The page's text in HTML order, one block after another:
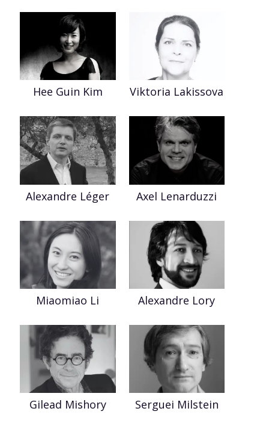
Hee Guin Kim Viktoria Lakissova
Alexandre Léger Axel Lenarduzzi
Miaomiao Li Alexandre Lory
Gilead Mishory Serguei Milstein